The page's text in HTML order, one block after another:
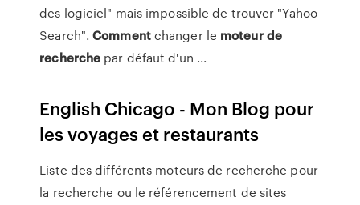
des logiciel" mais impossible de trouver "Yahoo
Search".Commentchanger le moteur de
recherche par défaut d'un ...
English Chicago - Mon Blog pour
les voyages et restaurants
Liste des différents moteurs de recherche pour
la recherche ou le référencement de sites